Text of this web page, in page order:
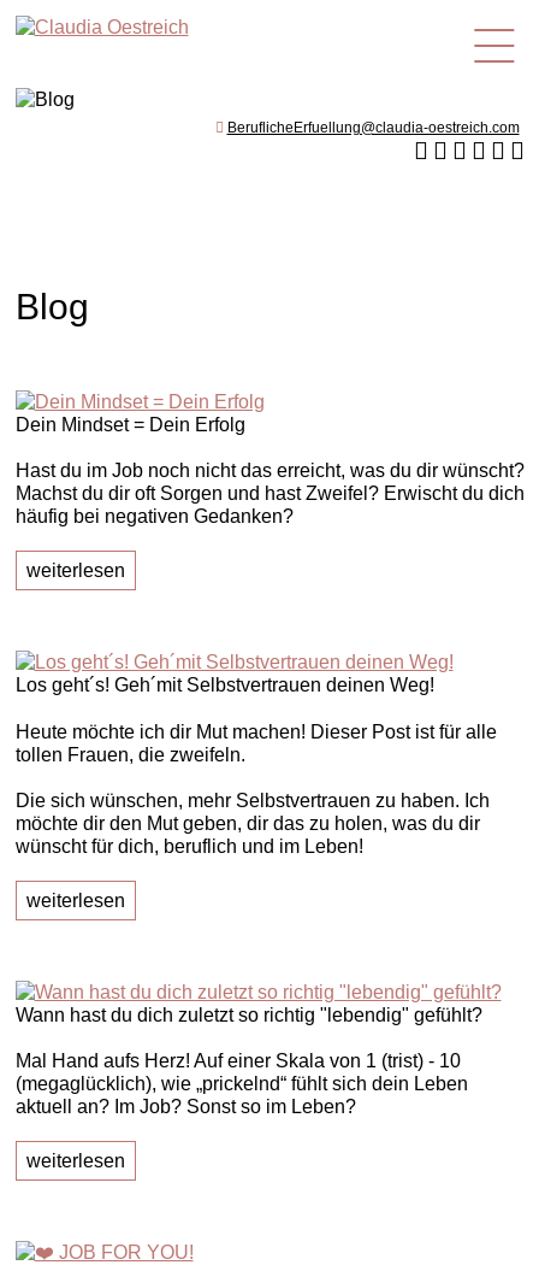
de
BeruflicheErfuellung@claudia-oestreich.com
Blog
Dein Mindset = Dein Erfolg
Hast du im Job noch nicht das erreicht, was du dir wünscht?
Machst du dir oft Sorgen und hast Zweifel? Erwischt du dich
häufig bei negativen Gedanken?
weiterlesen
Los geht´s! Geh´mit Selbstvertrauen deinen Weg!
Heute möchte ich dir Mut machen! Dieser Post ist für alle
tollen Frauen, die zweifeln.
Die sich wünschen, mehr Selbstvertrauen zu haben. Ich
möchte dir den Mut geben, dir das zu holen, was du dir
wünscht für dich, beruflich und im Leben!
weiterlesen
Wann hast du dich zuletzt so richtig "lebendig" gefühlt?
Mal Hand aufs Herz! Auf einer Skala von 1 (trist) - 10
(megaglücklich), wie „prickelnd“ fühlt sich dein Leben
aktuell an? Im Job? Sonst so im Leben?
weiterlesen